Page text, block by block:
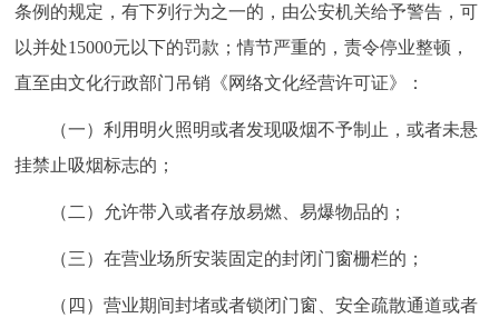
条例的规定，有下列行为之一的，由公安机关给予警告，可
以并处15000元以下的罚款；情节严重的，责令停业整顿，
直至由文化行政部门吊销《网络文化经营许可证》：
（一）利用明火照明或者发现吸烟不予制止，或者未悬
挂禁止吸烟标志的；
（二）允许带入或者存放易燃、易爆物品的；
（三）在营业场所安装固定的封闭门窗栅栏的；
（四）营业期间封堵或者锁闭门窗、安全疏散通道或者